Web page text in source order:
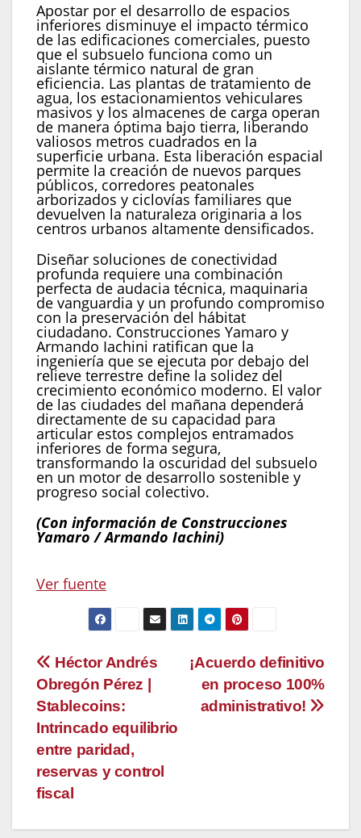
Apostar por el desarrollo de espacios
inferiores disminuye el impacto térmico
de las edificaciones comerciales, puesto
que el subsuelo funciona como un
aislante térmico natural de gran
eficiencia. Las plantas de tratamiento de
agua, los estacionamientos vehiculares
masivos y los almacenes de carga operan
de manera óptima bajo tierra, liberando
valiosos metros cuadrados en la
superficie urbana. Esta liberación espacial
permite la creación de nuevos parques
públicos, corredores peatonales
arborizados y ciclovías familiares que
devuelven la naturaleza originaria a los
centros urbanos altamente densificados.
Diseñar soluciones de conectividad
profunda requiere una combinación
perfecta de audacia técnica, maquinaria
de vanguardia y un profundo compromiso
con la preservación del hábitat
ciudadano. Construcciones Yamaro y
Armando Iachini ratifican que la
ingeniería que se ejecuta por debajo del
relieve terrestre define la solidez del
crecimiento económico moderno. El valor
de las ciudades del mañana dependerá
directamente de su capacidad para
articular estos complejos entramados
inferiores de forma segura,
transformando la oscuridad del subsuelo
en un motor de desarrollo sostenible y
progreso social colectivo.
(Con información de Construcciones
Yamaro / Armando Iachini)
Navegación
entradas
Ver fuente
Navegación
de
entradas
¡Acuerdo definitivo
en proceso 100%
administrativo!
Héctor Andrés
Obregón Pérez |
Stablecoins:
Intrincado equilibrio
entre paridad,
reservas y control
fiscal